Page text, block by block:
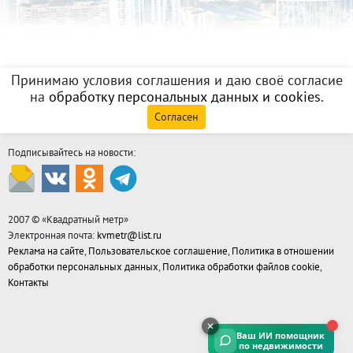
Принимаю условия соглашения и даю своё согласие
на обработку персональных данных и cookies.
Согласен
Подписывайтесь на новости:
2007 © «Квадратный метр»
Электронная почта: kvmetr@list.ru
Реклама на сайте, Пользовательское соглашение, Политика в отношении
обработки персональных данных, Политика обработки файлов cookie,
Контакты
Ваш ИИ помощник
по недвижимости